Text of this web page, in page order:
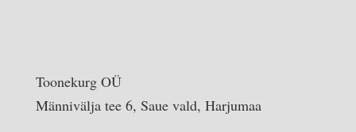
Toonekurg OÜ
Männivälja tee 6, Saue vald, Harjumaa